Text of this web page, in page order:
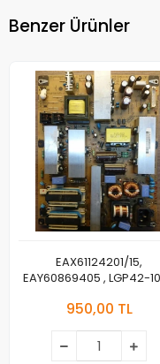
Benzer Ürünler
EAX61124201/15,
EAY60869405 , LGP42-
42LD450C, POWER
950,00 TL